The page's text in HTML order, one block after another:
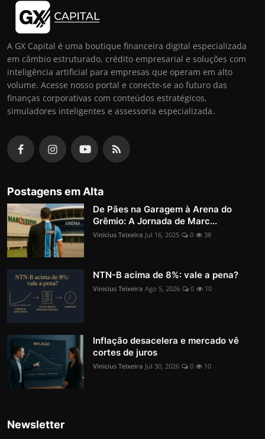
A GX Capital é uma boutique financeira digital especializada
em câmbio estruturado, crédito empresarial e soluções com
inteligência artificial para empresas que operam em alto
volume. Acesse nosso portal e conecte-se ao futuro das
finanças corporativas com conteúdos estratégicos,
simuladores inteligentes e assessoria especializada.
Postagens em Alta
De Pães na Garagem à Arena do
Grêmio: A Jornada de Marc...
Vinicius Teixeira Jul 16, 2025 0 38
NTN-B acima de 8%: vale a pena?
Vinicius Teixeira Ago 5, 2026 0 10
Inflação desacelera e mercado vê
cortes de juros
Vinicius Teixeira Jul 30, 2026 0 10
Newsletter